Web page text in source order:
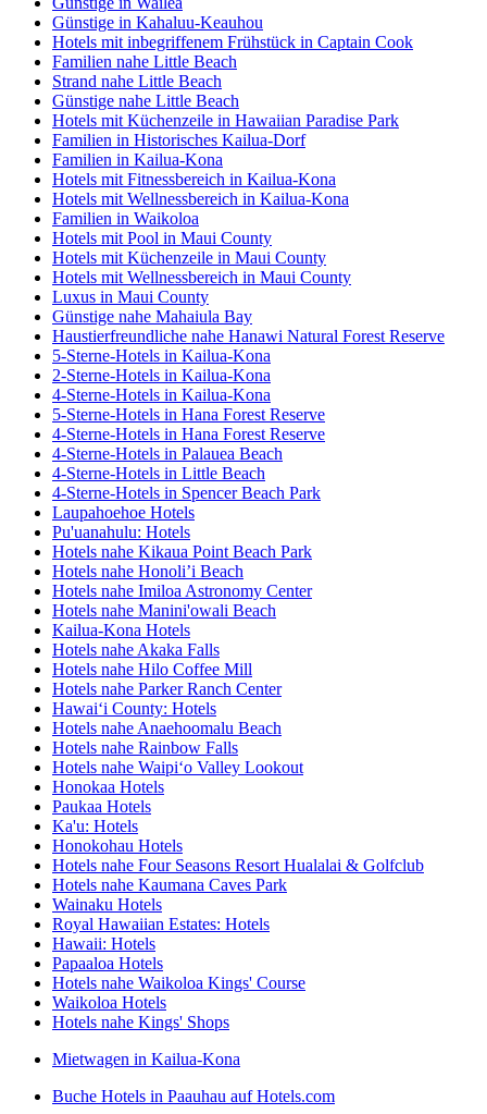
Günstige in Kahaluu-Keauhou
Hotels mit inbegriffenem Frühstück in Captain Cook
Familien nahe Little Beach
Strand nahe Little Beach
Günstige nahe Little Beach
Hotels mit Küchenzeile in Hawaiian Paradise Park
Familien in Historisches Kailua-Dorf
Familien in Kailua-Kona
Hotels mit Fitnessbereich in Kailua-Kona
Hotels mit Wellnessbereich in Kailua-Kona
Familien in Waikoloa
Hotels mit Pool in Maui County
Hotels mit Küchenzeile in Maui County
Hotels mit Wellnessbereich in Maui County
Luxus in Maui County
Günstige nahe Mahaiula Bay
Haustierfreundliche nahe Hanawi Natural Forest Reserve
5-Sterne-Hotels in Kailua-Kona
2-Sterne-Hotels in Kailua-Kona
4-Sterne-Hotels in Kailua-Kona
5-Sterne-Hotels in Hana Forest Reserve
4-Sterne-Hotels in Hana Forest Reserve
4-Sterne-Hotels in Palauea Beach
4-Sterne-Hotels in Little Beach
4-Sterne-Hotels in Spencer Beach Park
Laupahoehoe Hotels
Pu'uanahulu: Hotels
Hotels nahe Kikaua Point Beach Park
Hotels nahe Honoli’i Beach
Hotels nahe Imiloa Astronomy Center
Hotels nahe Manini'owali Beach
Kailua-Kona Hotels
Hotels nahe Akaka Falls
Hotels nahe Hilo Coffee Mill
Hotels nahe Parker Ranch Center
Hawaiʻi County: Hotels
Hotels nahe Anaehoomalu Beach
Hotels nahe Rainbow Falls
Hotels nahe Waipiʻo Valley Lookout
Honokaa Hotels
Paukaa Hotels
Ka'u: Hotels
Honokohau Hotels
Hotels nahe Four Seasons Resort Hualalai & Golfclub
Hotels nahe Kaumana Caves Park
Wainaku Hotels
Royal Hawaiian Estates: Hotels
Hawaii: Hotels
Papaaloa Hotels
Hotels nahe Waikoloa Kings' Course
Waikoloa Hotels
Hotels nahe Kings' Shops
Mietwagen in Kailua-Kona
Buche Hotels in Paauhau auf Hotels.com